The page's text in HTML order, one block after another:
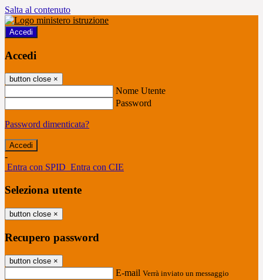
Salta al contenuto
Accedi
Accedi
button close ×
Nome Utente
Password
Password dimenticata?
-
Entra con SPID Entra con CIE
Seleziona utente
button close ×
Recupero password
button close ×
E-mail Verrà inviato un messaggio